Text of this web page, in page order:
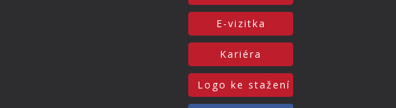
E-vizitka
Kariéra
Logo ke stažení